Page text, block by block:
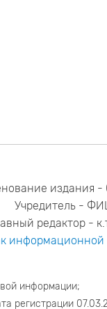
издания
Учредитель -
редактор -
информационной
информации;
регистрации